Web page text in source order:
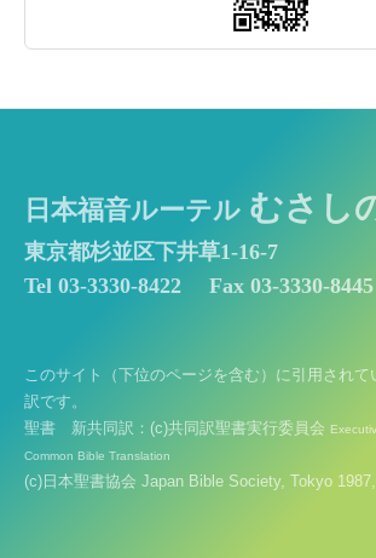
日本福音ルーテル むさし
東京都杉並区下井草1-16-7
Tel 03-3330-8422
Fax 03-3330-8445
このサイト（下位のページを含む）に引用されて
訳です。
聖書 新共同訳：(c)共同訳聖書実行委員会
Common Bible Translation
(c)日本聖書協会 Japan Bible Society, Tokyo